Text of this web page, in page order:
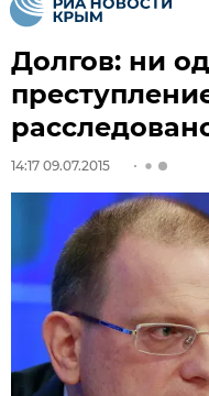
Долгов: ни
14:17 09.07.2015